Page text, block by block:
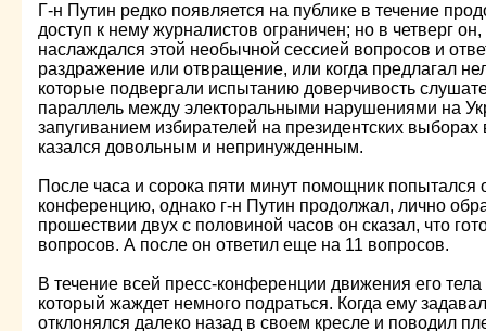
Г-н Путин редко появляется на публике в течение
доступ к нему журналистов ограничен; но в четверг
наслаждался этой необычной сессией вопросов и
раздражение или отвращение, или когда предлагал
которые подвергали испытанию доверчивость
параллель между электоральными нарушениями на
запугиванием избирателей на президентских
казался довольным и непринужденным.
После часа и сорока пяти минут помощник попытался
конференцию, однако г-н Путин продолжал, лично
прошествии двух с половиной часов он сказал, что
вопросов. А после он ответил еще на 11 вопросов.
В течение всей пресс-конференции движения его
который жаждет немного подраться. Когда ему
отклонялся далеко назад в своем кресле и поводил